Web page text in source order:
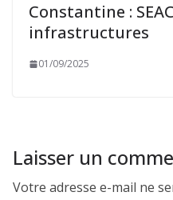
Constantine :
infrastructures
01/09/2025
Laisser un
Votre adresse e-mail ne